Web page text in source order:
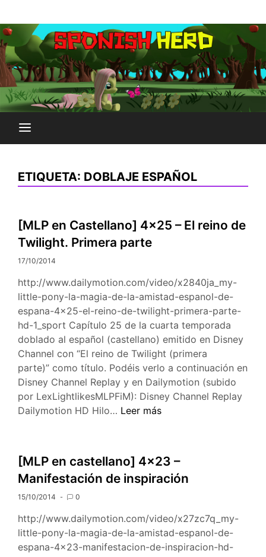
al
contenido
SPONISH HERD
ETIQUETA: DOBLAJE ESPAÑOL
[MLP en Castellano] 4×25 – El reino de
Twilight. Primera parte
17/10/2014
http://www.dailymotion.com/video/x2840ja_my-
little-pony-la-magia-de-la-amistad-espanol-de-
espana-4×25-el-reino-de-twilight-primera-parte-
hd-1_sport Capítulo 25 de la cuarta temporada
doblado al español (castellano) emitido en Disney
Channel con “El reino de Twilight (primera
parte)” como título. Podéis verlo a continuación en
Disney Channel Replay y en Dailymotion (subido
por LexLightlikesMLPFiM): Disney Channel Replay
Dailymotion HD Hilo… [MLP
–
El
Twilight.
Primera
parte
Leer más
[MLP en castellano] 4×23 –
Manifestación de inspiración
15/10/2014 0
http://www.dailymotion.com/video/x27zc7q_my-
little-pony-la-magia-de-la-amistad-espanol-de-
espana-4×23-manifestacion-de-inspiracion-hd-